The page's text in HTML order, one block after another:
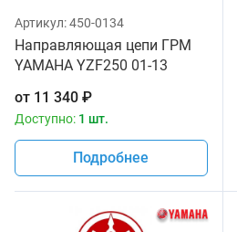
Артикул:450-0134
Направляющая цепи ГРМ
YAMAHA YZF250 01-13
12252-00-00
от 11 340 ₽
Доступно: 1 шт.
Подробнее